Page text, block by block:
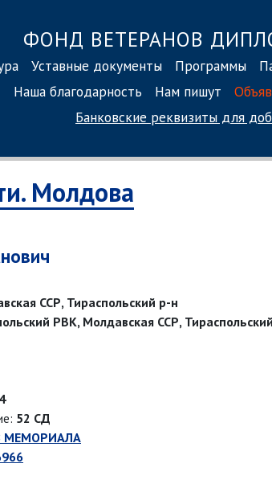
ФОНД ВЕТЕРАНОВ
Уставные документы Программы
Наша благодарность
Нам пишут
Банковские реквизиты для
Молдова
ССР, Тираспольский р-н
РВК, Молдавская ССР,
52 СД
МЕМОРИАЛА